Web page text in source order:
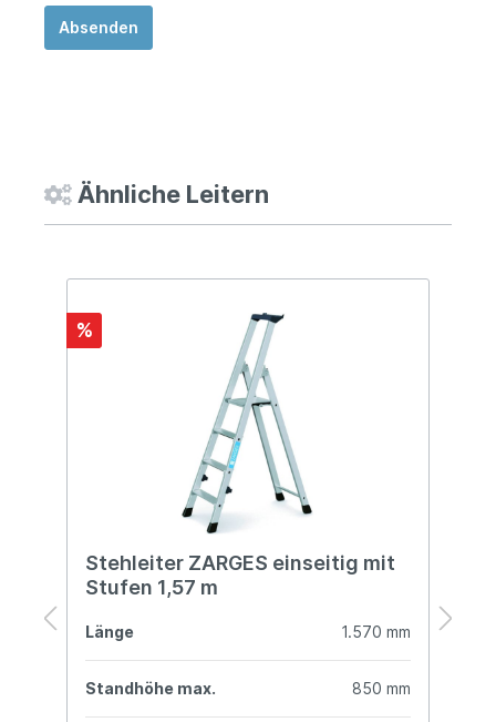
Absenden
Ähnliche Leitern
%
Stehleiter ZARGES einseitig mit
Stufen 1,57 m
Länge 1.570 mm
Standhöhe max. 850 mm